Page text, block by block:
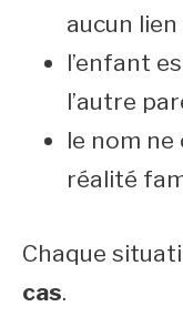
aucun lien
l’enfant
l’autre
le nom ne
réalité
Chaque
cas.